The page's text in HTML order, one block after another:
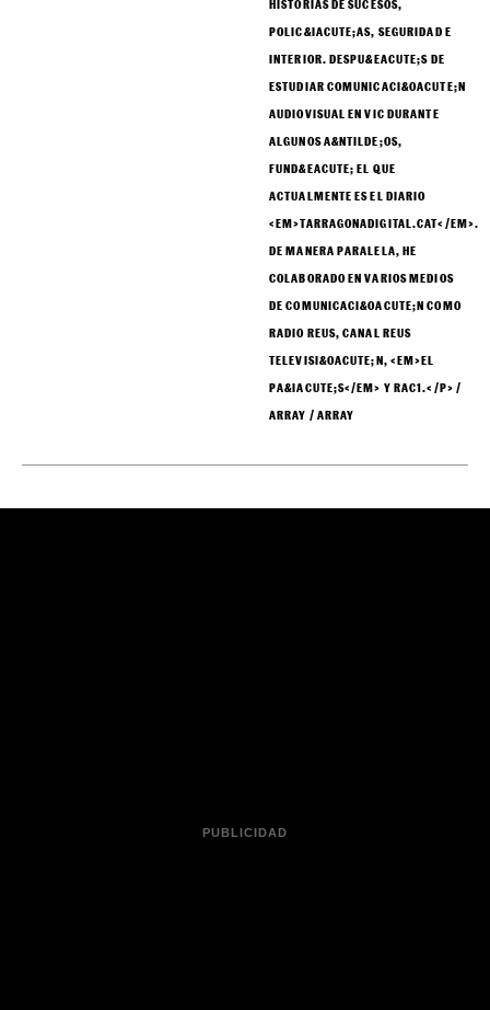
HISTORIAS DE SUCESOS,
POLIC&IACUTE;AS, SEGURIDAD E
INTERIOR. DESPU&EACUTE;S DE
ESTUDIAR COMUNICACI&OACUTE;N
AUDIOVISUAL EN VIC DURANTE
ALGUNOS A&NTILDE;OS,
FUND&EACUTE; EL QUE
ACTUALMENTE ES EL DIARIO
<EM>TARRAGONADIGITAL.CAT</EM>.
DE MANERA PARALELA, HE
COLABORADO EN VARIOS MEDIOS
DE COMUNICACI&OACUTE;N COMO
RADIO REUS, CANAL REUS
TELEVISI&OACUTE;N, <EM>EL
PA&IACUTE;S</EM> Y RAC1.</P> /
ARRAY / ARRAY